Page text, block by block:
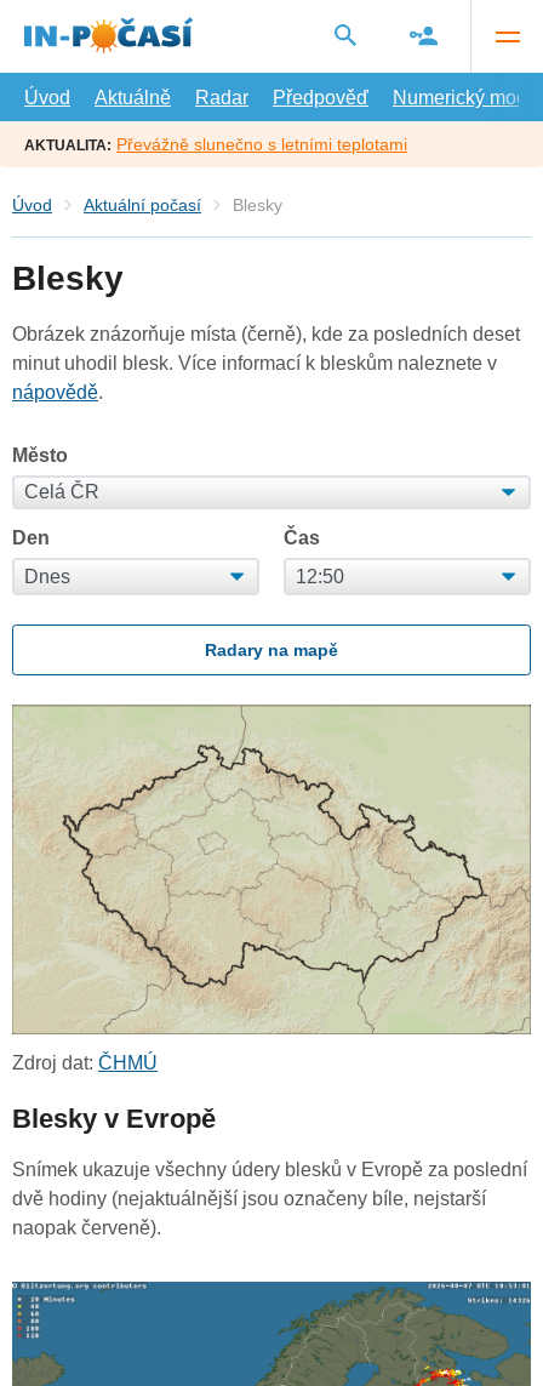
hlavní
Úvod
Aktuálně Radar Předpověď Numerický model
AKTUALITA: Převážně slunečno s letními teplotami
Úvod Aktuální počasí Blesky
Blesky
Obrázek znázorňuje místa (černě), kde za posledních deset
minut uhodil blesk. Více informací k bleskům naleznete v
nápovědě.
Město
Den Čas
Radary na mapě
Zdroj dat: ČHMÚ
Blesky v Evropě
Snímek ukazuje všechny údery blesků v Evropě za poslední
dvě hodiny (nejaktuálnější jsou označeny bíle, nejstarší
naopak červeně).